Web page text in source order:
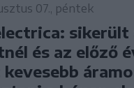
07., péntek
sikerült
és az előző
kevesebb